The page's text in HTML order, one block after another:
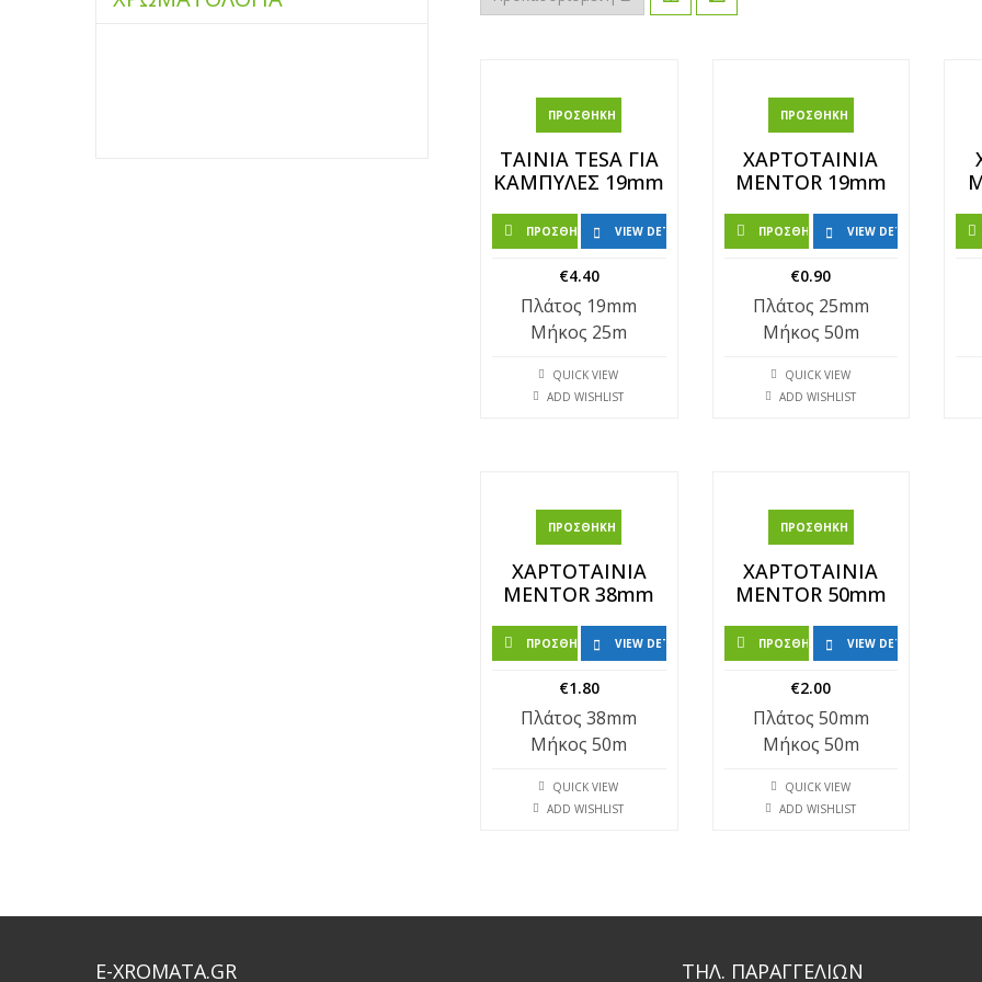
ΠΡΟΣΘΉΚΗ ΣΤΟ ΚΑΛΆΘΙ
ΤΑΙΝΙΑ TESA ΓΙΑ
ΚΑΜΠΥΛΕΣ 19mm
ΠΡΟΣΘΉΚΗ ΣΤΟ ΚΑΛΆΘΙ
VIEW DETAILS
€4.40
Πλάτος 19mm
Μήκος 25m
QUICK VIEW
ADD WISHLIST
ΠΡΟΣΘΉΚΗ ΣΤΟ ΚΑΛΆΘΙ
ΧΑΡΤΟΤΑΙΝΙΑ
MENTOR 19mm
ΠΡΟΣΘΉΚΗ ΣΤΟ ΚΑΛΆΘΙ
VIEW DETAILS
€0.90
Πλάτος 25mm
Μήκος 50m
QUICK VIEW
ADD WISHLIST
ΠΡΟΣΘΉΚΗ ΣΤΟ ΚΑΛΆΘΙ
ΧΑΡΤΟΤΑΙΝΙΑ
MENTOR 38mm
ΠΡΟΣΘΉΚΗ ΣΤΟ ΚΑΛΆΘΙ
VIEW DETAILS
€1.80
Πλάτος 38mm
Μήκος 50m
QUICK VIEW
ADD WISHLIST
ΠΡΟΣΘΉΚΗ ΣΤΟ ΚΑΛΆΘΙ
ΧΑΡΤΟΤΑΙΝΙΑ
MENTOR 50mm
ΠΡΟΣΘΉΚΗ ΣΤΟ ΚΑΛΆΘΙ
VIEW DETAILS
€2.00
Πλάτος 50mm
Μήκος 50m
QUICK VIEW
ADD WISHLIST
E-XROMATA.GR ΤΗΛ. ΠΑΡΑΓΓΕΛΙΩΝ